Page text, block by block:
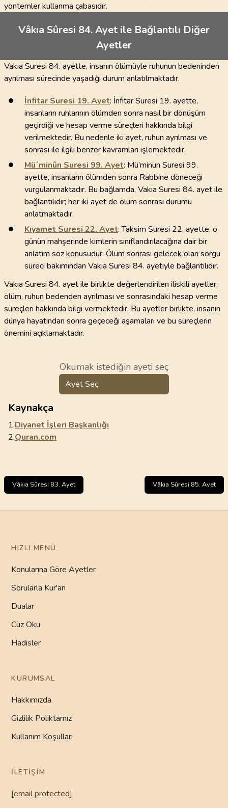
yöntemler kullanma çabasıdır.
Vâkıa Sûresi 84. Ayet ile Bağlantılı Diğer
Ayetler
Vakıa Suresi 84. ayette, insanın ölümüyle ruhunun bedeninden
ayrılması sürecinde yaşadığı durum anlatılmaktadır.
İnfitar Suresi 19. Ayet: İnfitar Suresi 19. ayette,
insanların ruhlarının ölümden sonra nasıl bir dönüşüm
geçirdiği ve hesap verme süreçleri hakkında bilgi
verilmektedir. Bu nedenle iki ayet, ruhun ayrılması ve
sonrası ile ilgili benzer kavramları işlemektedir.
Mü´minûn Suresi 99. Ayet: Mü’minun Suresi 99.
ayette, insanların ölümden sonra Rabbine döneceği
vurgulanmaktadır. Bu bağlamda, Vakıa Suresi 84. ayet ile
bağlantılıdır; her iki ayet de ölüm sonrası durumu
anlatmaktadır.
Kıyamet Suresi 22. Ayet: Taksim Suresi 22. ayette, o
günün mahşerinde kimlerin sınıflandırılacağına dair bir
anlatım söz konusudur. Ölüm sonrası gelecek olan sorgu
süreci bakımından Vakıa Suresi 84. ayetiyle bağlantılıdır.
Vakıa Suresi 84. ayet ile birlikte değerlendirilen iliskili ayetler,
ölüm, ruhun bedenden ayrılması ve sonrasındaki hesap verme
süreçleri hakkında bilgi vermektedir. Bu ayetler birlikte, insanın
dünya hayatından sonra geçeceği aşamaları ve bu süreçlerin
önemini açıklamaktadır.
Okumak istediğin ayeti seç
Ayet Seç
Kaynakça
1.Diyanet İşleri Başkanlığı
2.Quran.com
Vâkıa Sûresi 83. Ayet Vâkıa Sûresi 85. Ayet
HIZLI MENÜ
Konularına Göre Ayetler
Sorularla Kur'an
Dualar
Cüz Oku
Hadisler
KURUMSAL
Hakkımızda
Gizlilik Poliktamız
Kullanım Koşulları
İLETIŞIM
[email protected]